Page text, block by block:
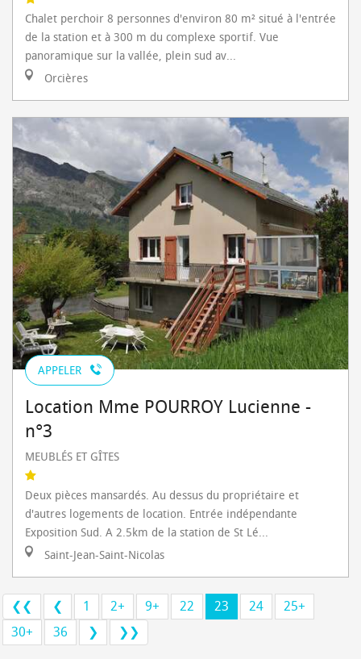
Chalet perchoir 8 personnes d'environ 80 m² situé à l'entrée
de la station et à 300 m du complexe sportif. Vue
panoramique sur la vallée, plein sud av...
Orcières
APPELER
Location Mme POURROY Lucienne -
n°3
MEUBLÉS ET GÎTES
Deux pièces mansardés. Au dessus du propriétaire et
d'autres logements de location. Entrée indépendante
Exposition Sud. A 2.5km de la station de St Lé...
Saint-Jean-Saint-Nicolas
❮❮ ❮ 1 2+ 9+ 22 23 24
25+
30+
36 ❯ ❯❯